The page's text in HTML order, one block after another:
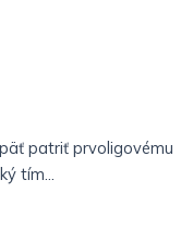
patriť prvoligovému
tím...